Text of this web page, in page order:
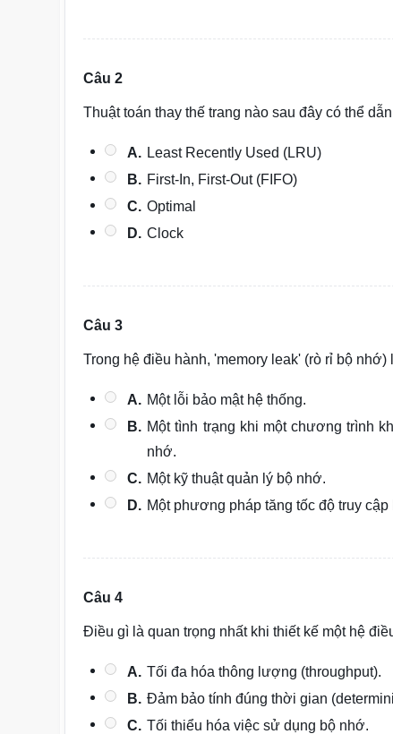
Câu 2
Thuật toán thay thế trang nào sau đây có thể
A. Least Recently Used (LRU)
B. First-In, First-Out (FIFO)
C. Optimal
D. Clock
Câu 3
Trong hệ điều hành, 'memory leak' (rò rỉ bộ nhớ)
A. Một lỗi bảo mật hệ thống.
B. Một tình trạng khi một chương trình
nhớ.
C. Một kỹ thuật quản lý bộ nhớ.
D. Một phương pháp tăng tốc độ truy cập
Câu 4
Điều gì là quan trọng nhất khi thiết kế một hệ
A. Tối đa hóa thông lượng (throughput).
B. Đảm bảo tính đúng thời gian
C. Tối thiểu hóa việc sử dụng bộ nhớ.